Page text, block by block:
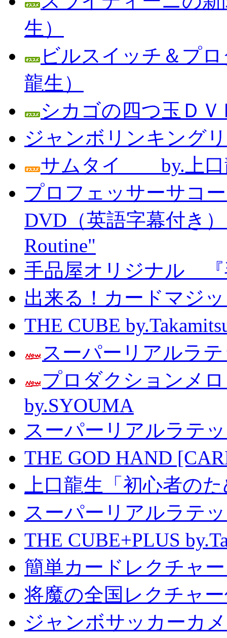
生）
ビルスイッチ＆プ
龍生）
シカゴの四つ玉Ｄ
ジャンボリンキング
サムタイ by.上口
プロフェッサーサコ
DVD（英語字幕付き
Routine"
手品屋オリジナル 『
出来る！カードマジ
THE CUBE
スーパーリアルラ
プロダクションメ
by.SYOUMA
スーパーリアルラテ
THE GOD HAND
上口龍生「初心者の
スーパーリアルラテ
THE CUBE+PLUS
簡単カードレクチャ
将魔の全国レクチャ
ジャンボサッカーカ